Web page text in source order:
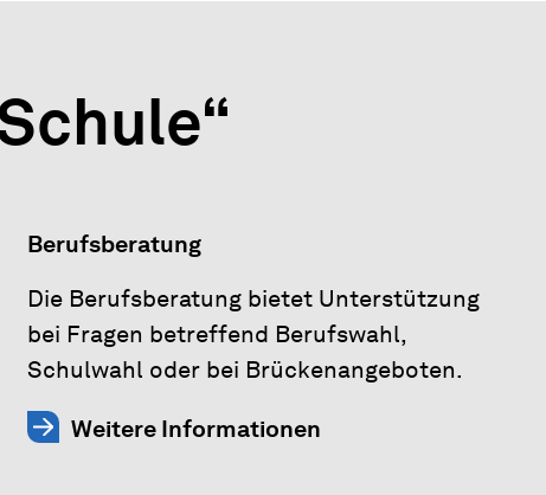
Berufsberatung
Die Berufsberatung bietet Unterstützung
bei Fragen betreffend Berufswahl,
Schulwahl oder bei Brückenangeboten.
Weitere Informationen